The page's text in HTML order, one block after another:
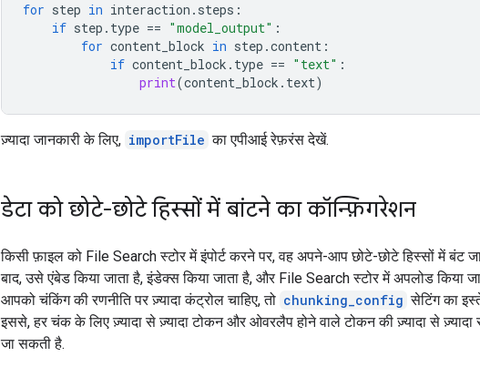
for step in interaction . steps :
if step . type == "model_output" :
for content_block in step .content :
if content_block . type == "text" :
print(content_block . text)
ज़्यादा जानकारी के लिए, importFile का एपीआई रेफ़रंस देखें.
डेटा को छोटे-छोटे हिस्सों में बांटने का कॉन्फ़िगरेशन
किसी फ़ाइल को File Search स्टोर में इंपोर्ट करने पर, वह अपने-आप छोटे-छोटे हिस्सों में बंट
बाद, उसे एंबेड किया जाता है, इंडेक्स किया जाता है, और File Search स्टोर में अपलोड किया
आपको चंकिंग की रणनीति पर ज़्यादा कंट्रोल चाहिए, तो chunking_config सेटिंग का
इससे, हर चंक के लिए ज़्यादा से ज़्यादा टोकन और ओवरलैप होने वाले टोकन की ज़्यादा से
जा सकती है.